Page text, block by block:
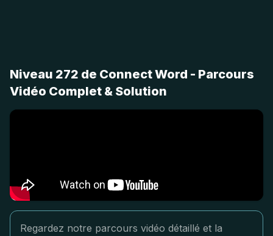
Niveau 272 de Connect Word - Parcours
Vidéo Complet & Solution
Regardez notre parcours vidéo détaillé et la